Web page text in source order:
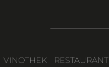
VINOTHEK RESTAURANT